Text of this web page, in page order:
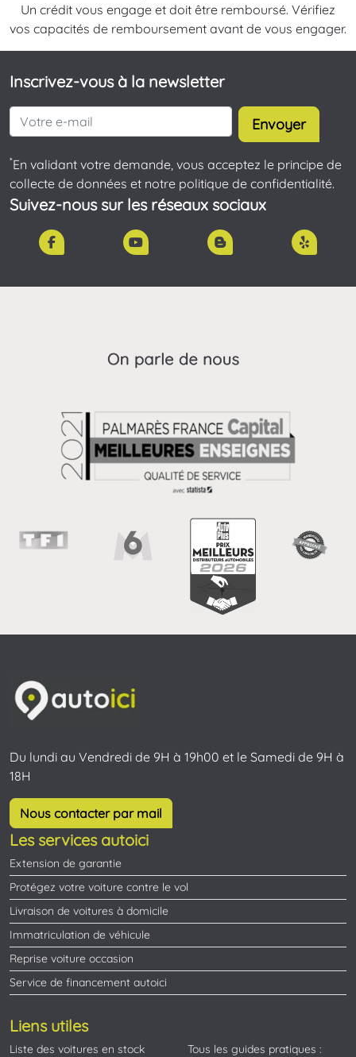
Un crédit vous engage et doit être remboursé. Vérifiez
vos capacités de remboursement avant de vous engager.
Inscrivez-vous à la newsletter
Envoyer
*En validant votre demande, vous acceptez le principe de
collecte de données et notre politique de confidentialité.
Suivez-nous sur les réseaux sociaux
Du lundi au Vendredi de 9H à 19h00 et le Samedi de 9H à
18H
Nous contacter par mail
Les services autoici
Extension de garantie
Protégez votre voiture contre le vol
Livraison de voitures à domicile
Immatriculation de véhicule
Reprise voiture occasion
Service de financement autoici
Liens utiles
Liste des voitures en stock
Tous les guides pratiques :